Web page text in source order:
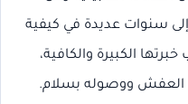
سنوات عديدة في كيفية
الكبيرة والكافية،
العفش ووصوله بسلام.